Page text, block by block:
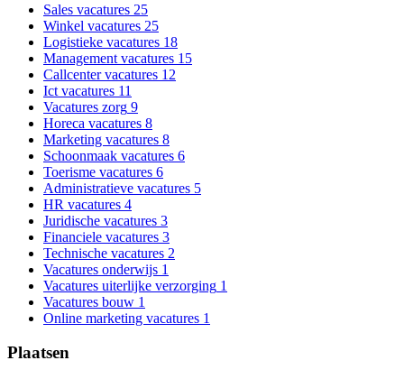
Sales vacatures 25
Winkel vacatures 25
Logistieke vacatures 18
Management vacatures 15
Callcenter vacatures 12
Ict vacatures 11
Vacatures zorg 9
Horeca vacatures 8
Marketing vacatures 8
Schoonmaak vacatures 6
Toerisme vacatures 6
Administratieve vacatures 5
HR vacatures 4
Juridische vacatures 3
Financiele vacatures 3
Technische vacatures 2
Vacatures onderwijs 1
Vacatures uiterlijke verzorging 1
Vacatures bouw 1
Online marketing vacatures 1
Plaatsen